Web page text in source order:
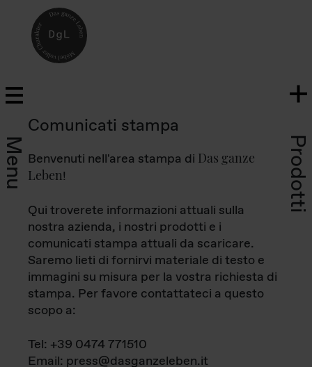
Menu Prodotti
Comunicati stampa
Benvenuti nell'area stampa di Das ganze
Leben!
Qui troverete informazioni attuali sulla
nostra azienda, i nostri prodotti e i
comunicati stampa attuali da scaricare.
Saremo lieti di fornirvi materiale di testo e
immagini su misura per la vostra richiesta di
stampa. Per favore contattateci a questo
scopo a:
Tel: +39 0474 771510
Email: press@dasganzeleben.it